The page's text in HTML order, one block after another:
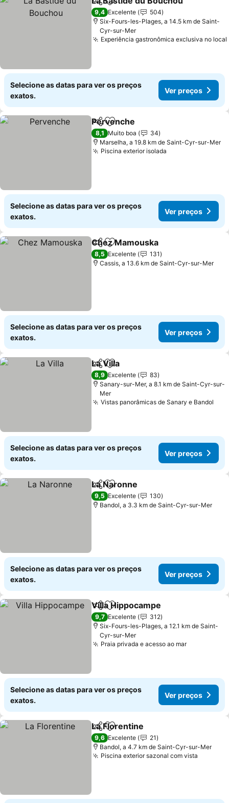
PartilharAdicionar aos favoritos
9,4 Excelente
504
Six-Fours-les-Plages, a 14.5 km de Saint-
Cyr-sur-Mer
Experiência gastronômica exclusiva no local
Selecione as datas para ver os preços
exatos.
Ver preços
PartilharAdicionar aos favoritos
Pervenche
8,1 Muito boa
34
Marselha, a 19.8 km de Saint-Cyr-sur-Mer
Piscina exterior isolada
Selecione as datas para ver os preços
exatos.
Ver preços
PartilharAdicionar aos favoritos
Chez Mamouska
8,5 Excelente
131
Cassis, a 13.6 km de Saint-Cyr-sur-Mer
Selecione as datas para ver os preços
exatos.
Ver preços
PartilharAdicionar aos favoritos
La Villa
8,9 Excelente
83
Sanary-sur-Mer, a 8.1 km de Saint-Cyr-sur-
Mer
Vistas panorâmicas de Sanary e Bandol
Selecione as datas para ver os preços
exatos.
Ver preços
PartilharAdicionar aos favoritos
La Naronne
9,5 Excelente
130
Bandol, a 3.3 km de Saint-Cyr-sur-Mer
Selecione as datas para ver os preços
exatos.
Ver preços
PartilharAdicionar aos favoritos
Villa Hippocampe
9,7 Excelente
312
Six-Fours-les-Plages, a 12.1 km de Saint-
Cyr-sur-Mer
Praia privada e acesso ao mar
Selecione as datas para ver os preços
exatos.
Ver preços
PartilharAdicionar aos favoritos
La Florentine
9,6 Excelente
21
Bandol, a 4.7 km de Saint-Cyr-sur-Mer
Piscina exterior sazonal com vista